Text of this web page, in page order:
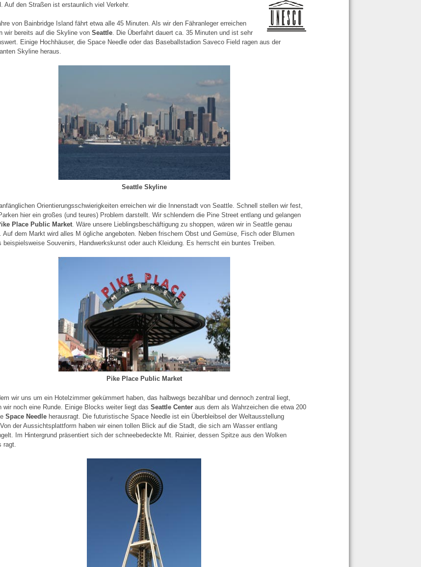
. Auf den Straßen ist erstaunlich viel Verkehr.
von Bainbridge Island fährt etwa alle 45 Minuten. Als wir den Fähranleger erreichen
wir bereits auf die Skyline von Seattle. Die Überfahrt dauert ca. 35 Minuten und ist sehr
Einige Hochhäuser, die Space Needle oder das Baseballstadion Saveco Field ragen aus der
Skyline heraus.
Seattle Skyline
Orientierungsschwierigkeiten erreichen wir die Innenstadt von Seattle. Schnell stellen wir fest,
hier ein großes (und teures) Problem darstellt. Wir schlendern die Pine Street entlang und gelangen
Place Public Market. Wäre unsere Lieblingsbeschäftigung zu shoppen, wären wir in Seattle genau
Auf dem Markt wird alles M ögliche angeboten. Neben frischem Obst und Gemüse, Fisch oder Blumen
beispielsweise Souvenirs, Handwerkskunst oder auch Kleidung. Es herrscht ein buntes Treiben.
Pike Place Public Market
wir uns um ein Hotelzimmer gekümmert haben, das halbwegs bezahlbar und dennoch zentral liegt,
wir noch eine Runde. Einige Blocks weiter liegt das Seattle Center aus dem als Wahrzeichen die etwa 200
Space Needleherausragt. Die futuristische Space Needle ist ein Überbleibsel der Weltausstellung
der Aussichtsplattform haben wir einen tollen Blick auf die Stadt, die sich am Wasser entlang
Im Hintergrund präsentiert sich der schneebedeckte Mt. Rainier, dessen Spitze aus den Wolken
ragt.